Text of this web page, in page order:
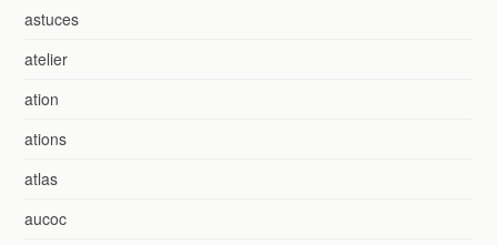
astuces
atelier
ation
ations
atlas
aucoc